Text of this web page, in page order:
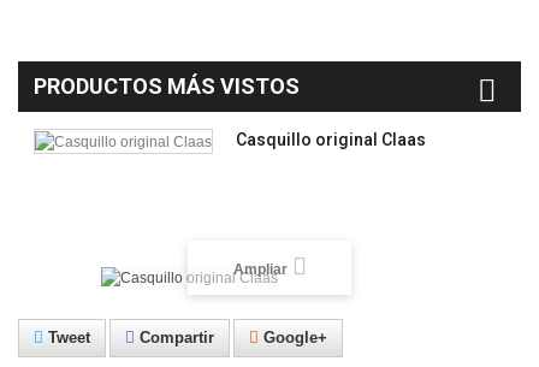
PRODUCTOS MÁS VISTOS
Casquillo original Claas
Ampliar
Tweet Compartir Google+